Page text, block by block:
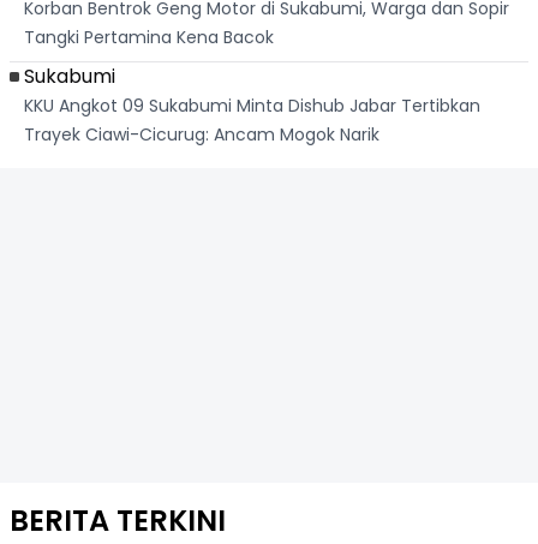
Korban Bentrok Geng Motor di Sukabumi, Warga dan Sopir
Tangki Pertamina Kena Bacok
Sukabumi
KKU Angkot 09 Sukabumi Minta Dishub Jabar Tertibkan
Trayek Ciawi-Cicurug: Ancam Mogok Narik
BERITA TERKINI